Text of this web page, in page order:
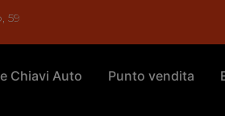
59
Chiavi Auto Punto vendita